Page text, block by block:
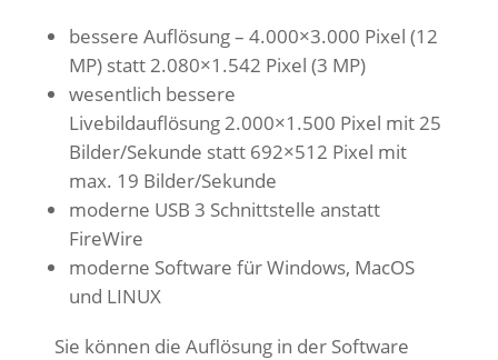
bessere Auflösung – 4.000×3.000 Pixel (12
MP) statt 2.080×1.542 Pixel (3 MP)
wesentlich bessere
Livebildauflösung 2.000×1.500 Pixel mit 25
Bilder/Sekunde statt 692×512 Pixel mit
max. 19 Bilder/Sekunde
moderne USB 3 Schnittstelle anstatt
FireWire
moderne Software für Windows, MacOS
und LINUX
Sie können die Auflösung in der Software